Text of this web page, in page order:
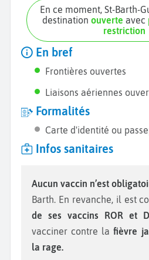
En ce moment, St-Barth-Gustavia est une
destinationouverte avec
restriction
En bref
Frontières ouvertes
Liaisons aériennes
Formalités
Carte d'identité ou
Infos sanitaires
Aucun vaccin n’est
Barth. En revanche, il est
de ses vaccins ROR et
vacciner contre lafièvre
la rage.